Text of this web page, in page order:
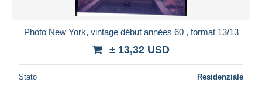
Photo New York, vintage début années 60 , format 13/13
± 13,32 USD
Stato Residenziale